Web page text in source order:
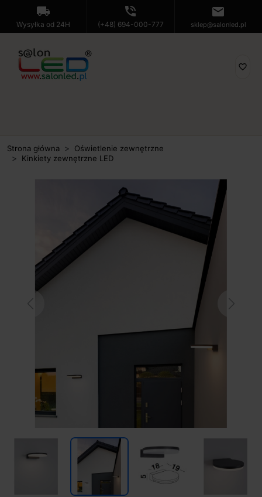
local_shipping
Wysyłka od 24H
phone_in_talk
(+48) 694-000-777
mail
sklep@salonled.pl
favorite_border
Strona główna
Oświetlenie zewnętrzne
Kinkiety zewnętrzne LED